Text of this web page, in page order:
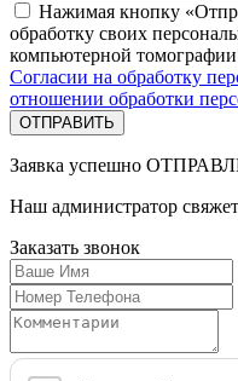
Нажимая кнопку
обработку своих
компьютерной
Согласии на обработку
отношении обработки
Заявка успешно
Наш администратор
Заказать звонок